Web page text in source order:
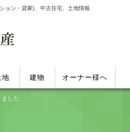
ョン・貸家)、中古住宅、土地情報
地 建物 オーナー様へ
した